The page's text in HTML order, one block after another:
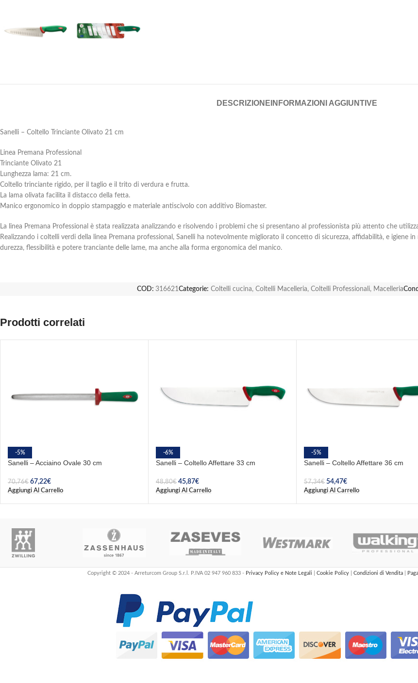
DESCRIZIONE INFORMAZIONI AGGIUNTIVE
Sanelli – Coltello Trinciante Olivato 21 cm
Linea Premana Professional
Trinciante Olivato 21
Lunghezza lama: 21 cm.
Coltello trinciante rigido, per il taglio e il trito di verdura e frutta.
La lama olivata facilita il distacco della fetta.
Manico ergonomico in doppio stampaggio e materiale antiscivolo con additivo Biomaster.
La linea Premana Professional è stata realizzata analizzando e risolvendo i problemi che si presentano al professionista più attento che
Realizzando i coltelli verdi della linea Premana professional, Sanelli ha notevolmente migliorato il concetto di sicurezza, affidabilità, e igiene
durezza, flessibilità e potere tranciante delle lame, ma anche alla forma ergonomica del manico.
COD: 316621Categorie: Coltelli cucina, Coltelli Macelleria, Coltelli Professionali, Macelleria
Prodotti correlati
-5%
Sanelli – Acciaino Ovale 30 cm
70,76€ 67,22€
Aggiungi Al Carrello
-6%
Sanelli – Coltello Affettare 33 cm
48,80€ 45,87€
Aggiungi Al Carrello
-5%
Sanelli – Coltello Affettare 36 cm
57,34€ 54,47€
Aggiungi Al Carrello
Copyright © 2024 - Arreturcom Group S.r.l. P.IVA 02 947 960 833 - Privacy Policy e Note Legali Cookie Policy Condizioni di Vendita